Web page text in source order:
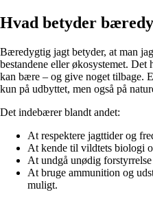
Hvad betyder
Bæredygtig jagt betyder, at man
bestandene eller økosystemet. Det
kan bære – og give noget tilbage.
kun på udbyttet, men også på
Det indebærer blandt andet:
At respektere jagttider og
At kende til vildtets biologi
At undgå unødig
At bruge ammunition og
muligt.